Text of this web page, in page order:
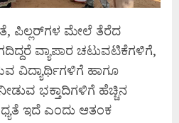
ಪಿಲ್ಲರ್‌ಗಳ ಮೇಲೆ ತೆರೆದ
ವ್ಯಾಪಾರ ಚಟುವಟಿಕೆಗಳಿಗೆ,
ವಿದ್ಯಾರ್ಥಿಗಳಿಗೆ ಹಾಗೂ
ಭಕ್ತಾದಿಗಳಿಗೆ ಹೆಚ್ಚಿನ
ಇದೆ ಎಂದು ಆತಂಕ